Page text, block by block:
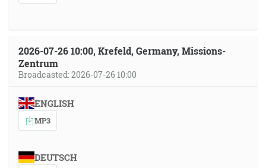
2026-07-26 10:00, Krefeld, Germany, Missions-
Zentrum
Broadcasted: 2026-07-26 10:00
ENGLISH
MP3
DEUTSCH